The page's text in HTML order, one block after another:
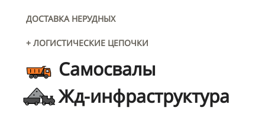
ДОСТАВКА НЕРУДНЫХ
+ ЛОГИСТИЧЕСКИЕ ЦЕПОЧКИ
Самосвалы
Жд-инфраструктура